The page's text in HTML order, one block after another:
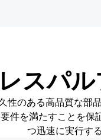
スパ
のある高品質な
件を満たすことを
つ迅速に実行する